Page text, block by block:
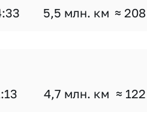
5,5 млн. км ≈
4,7 млн. км ≈